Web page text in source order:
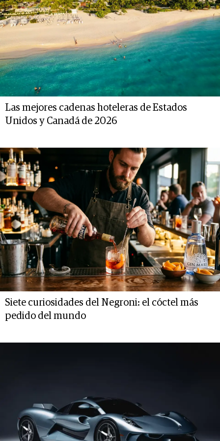
Las mejores cadenas hoteleras de Estados
Unidos y Canadá de 2026
Siete curiosidades del Negroni: el cóctel más
pedido del mundo